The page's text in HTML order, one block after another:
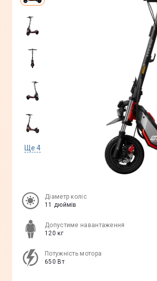
Ще 4
Діаметр коліс
11 дюймів
Допустиме навантаження
120 кг
Потужність мотора
650 Вт